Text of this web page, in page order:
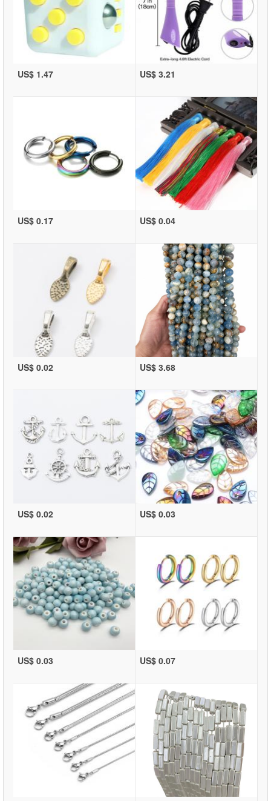
US$ 1.47 US$ 3.21
US$ 0.17 US$ 0.04
US$ 0.02 US$ 3.68
US$ 0.02 US$ 0.03
US$ 0.03 US$ 0.07